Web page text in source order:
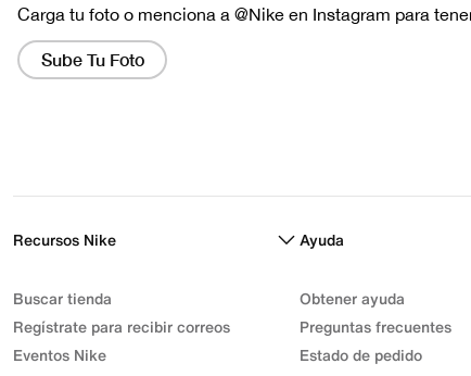
Recursos Nike
Buscar tienda
Regístrate para recibir correos
Eventos Nike
Ayuda
Obtener ayuda
Preguntas frecuentes
Estado de pedido